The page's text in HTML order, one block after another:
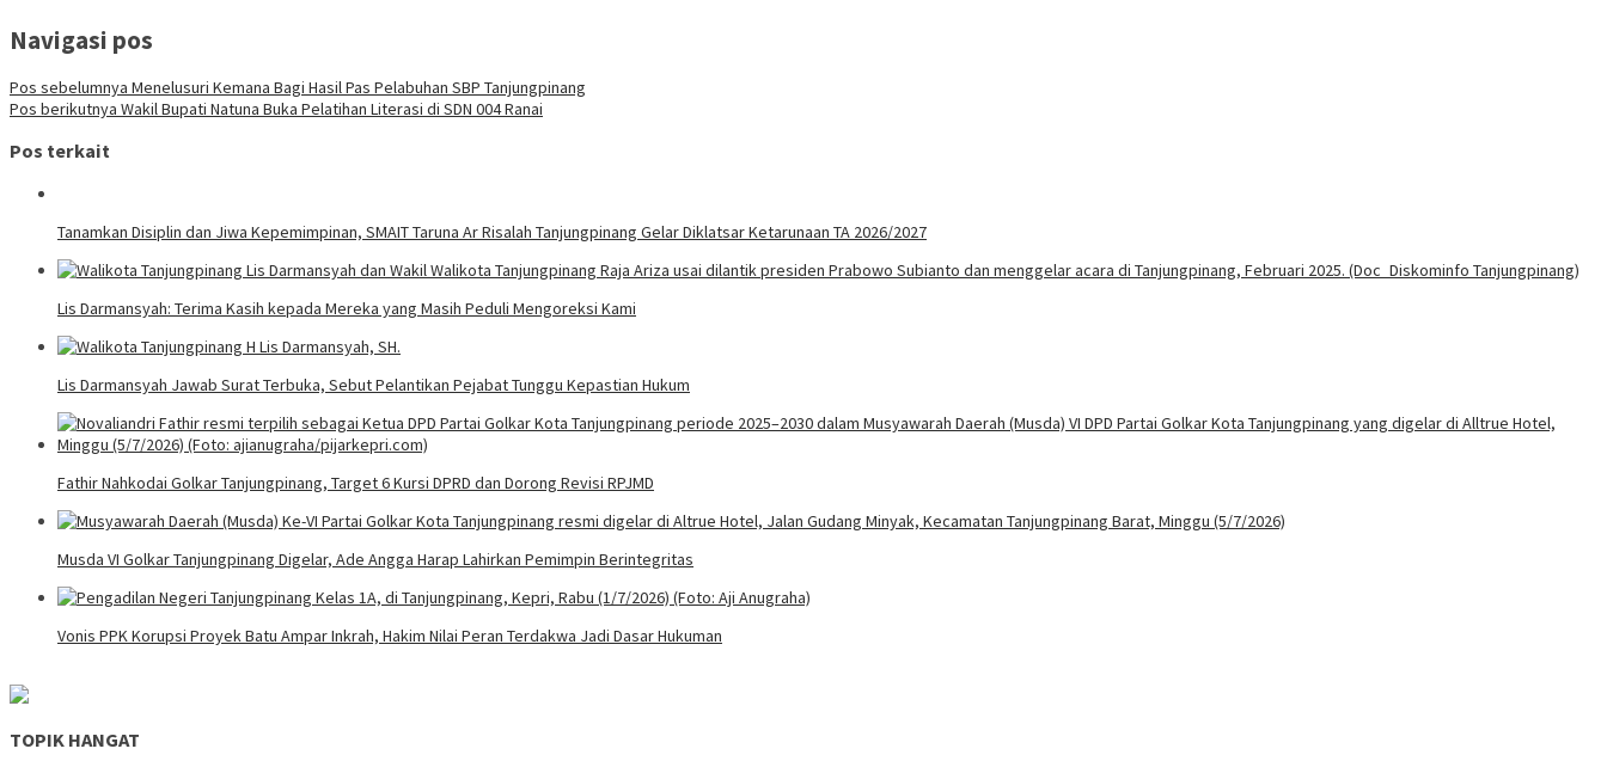
Navigasi pos
Pos sebelumnya Menelusuri Kemana Bagi Hasil Pas Pelabuhan SBP Tanjungpinang
Pos berikutnya Wakil Bupati Natuna Buka Pelatihan Literasi di SDN 004 Ranai
Pos terkait
Tanamkan Disiplin dan Jiwa Kepemimpinan, SMAIT Taruna Ar Risalah Tanjungpinang Gelar Diklatsar Ketarunaan TA 2026/2027
Lis Darmansyah: Terima Kasih kepada Mereka yang Masih Peduli Mengoreksi Kami
Lis Darmansyah Jawab Surat Terbuka, Sebut Pelantikan Pejabat Tunggu Kepastian Hukum
Fathir Nahkodai Golkar Tanjungpinang, Target 6 Kursi DPRD dan Dorong Revisi RPJMD
Musda VI Golkar Tanjungpinang Digelar, Ade Angga Harap Lahirkan Pemimpin Berintegritas
Vonis PPK Korupsi Proyek Batu Ampar Inkrah, Hakim Nilai Peran Terdakwa Jadi Dasar Hukuman
TOPIK HANGAT